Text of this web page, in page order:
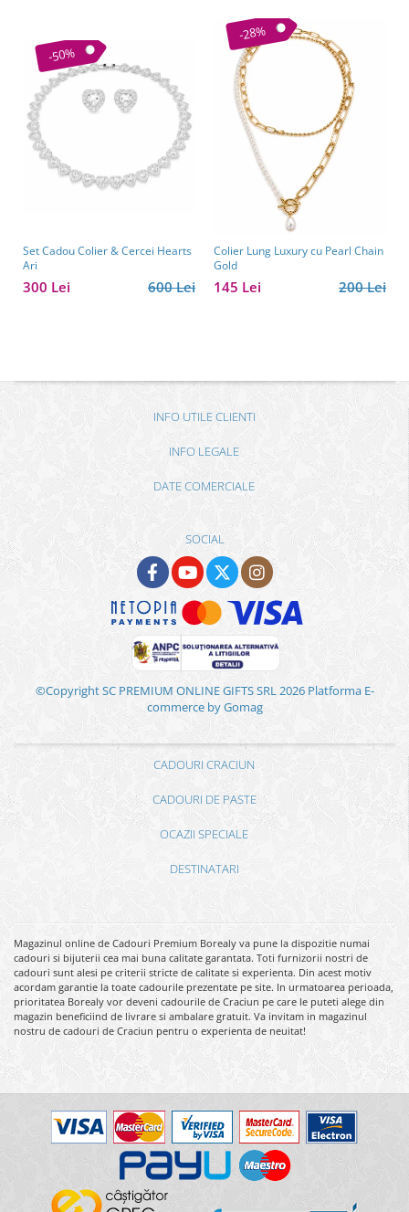
-50%
Set Cadou Colier & Cercei Hearts
Ari
600 Lei
300 Lei
-28%
Colier Lung Luxury cu Pearl Chain
Gold
200 Lei
145 Lei
INFO UTILE CLIENTI
INFO LEGALE
DATE COMERCIALE
SOCIAL
©Copyright SC PREMIUM ONLINE GIFTS SRL 2026 Platforma E-
commerce by Gomag
CADOURI CRACIUN
CADOURI DE PASTE
OCAZII SPECIALE
DESTINATARI
Magazinul online de Cadouri Premium Borealy va pune la dispozitie numai
cadouri si bijuterii cea mai buna calitate garantata. Toti furnizorii nostri de
cadouri sunt alesi pe criterii stricte de calitate si experienta. Din acest motiv
acordam garantie la toate cadourile prezentate pe site. In urmatoarea perioada,
prioritatea Borealy vor deveni cadourile de Craciun pe care le puteti alege din
magazin beneficiind de livrare si ambalare gratuit. Va invitam in magazinul
nostru de cadouri de Craciun pentru o experienta de neuitat!